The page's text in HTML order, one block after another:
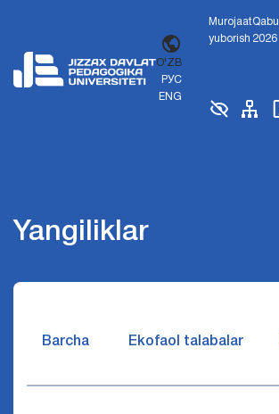
O'ZB
РУС
ENG
Murojaat
yuborish
Qabul
2026
Yangiliklar
Barcha Ekofaol talabalar